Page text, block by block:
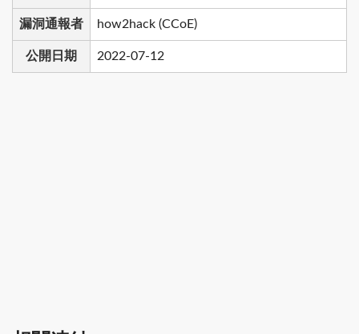
漏洞通報者 how2hack (CCoE)
公開日期 2022-07-12